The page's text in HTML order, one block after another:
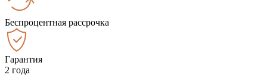
Беспроцентная рассрочка
Гарантия
2 года